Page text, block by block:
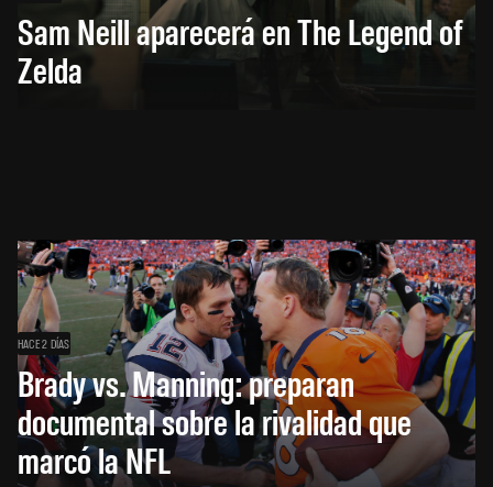
Sam Neill aparecerá en The Legend of
Zelda
HACE 2 DÍAS
Brady vs. Manning: preparan
documental sobre la rivalidad que
marcó la NFL